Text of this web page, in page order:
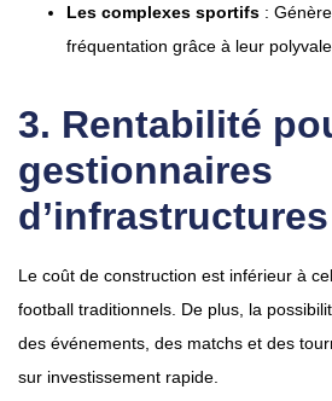
Les complexes sportifs :
fréquentation grâce à leur
3. Rentabilité
gestionnaires
d’infrastructures
Le coût de construction est inférieur à
football traditionnels. De plus, la
des événements, des matchs et des
sur investissement rapide.